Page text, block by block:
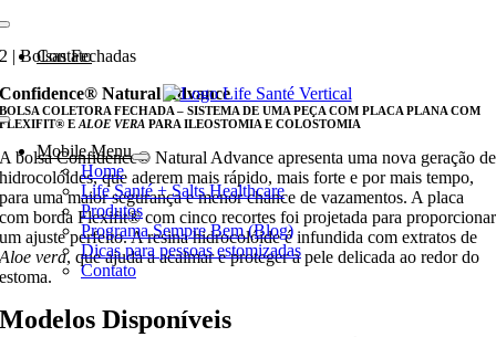
Ir
Contato
Mobile Menu
Home
Life Santé + Salts Healthcare
Produtos
Programa Sempre Bem (Blog)
Dicas para pessoas estomizadas
Contato
2 | Bolsas Fechadas
Confidence® Natural Advance
BOLSA COLETORA FECHADA – SISTEMA DE UMA PEÇA COM PLACA PLANA COM
FLEXIFIT® EALOE VERA PARA ILEOSTOMIA E COLOSTOMIA
A bolsa Confidence® Natural Advance apresenta uma nova geração de
hidrocolóides, que aderem mais rápido, mais forte e por mais tempo,
para uma maior segurança e menor chance de vazamentos. A placa
com borda Flexifit® com cinco recortes foi projetada para proporcionar
um ajuste perfeito. A resina hidrocolóide é infundida com extratos de
Aloe vera, que ajuda a acalmar e proteger a pele delicada ao redor do
estoma.
Modelos Disponíveis